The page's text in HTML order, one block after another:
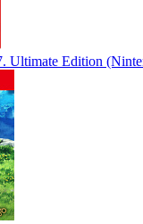
Ultimate Edition